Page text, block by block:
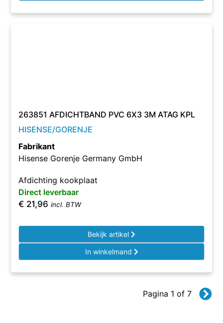
263851 AFDICHTBAND PVC 6X3 3M ATAG KPL
HISENSE/GORENJE
Fabrikant
Hisense Gorenje Germany GmbH
Afdichting kookplaat
Direct leverbaar
€ 21,96 incl. BTW
Bekijk artikel
In winkelmand
Pagina 1 of 7